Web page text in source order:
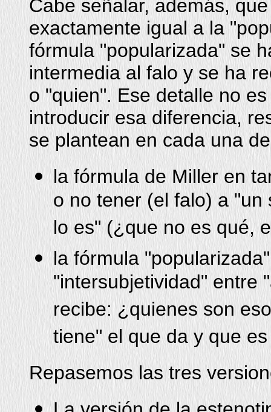
Cabe señalar, además,
exactamente igual a la
fórmula "popularizada" se
intermedia al falo y se ha
o "quien". Ese detalle no
introducir esa diferencia,
se plantean en cada una
la fórmula de Miller en
o no tener (el falo) a
lo es" (¿que no es qué,
la fórmula
"intersubjetividad" entre
recibe: ¿quienes son
tiene" el que da y que
Repasemos las tres